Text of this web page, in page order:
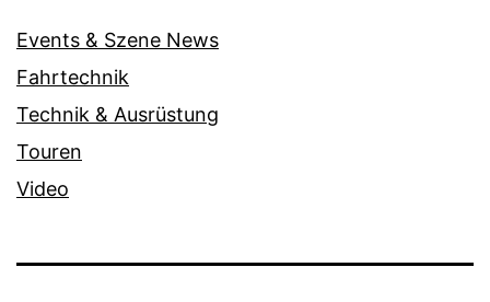
Events & Szene News
Fahrtechnik
Technik & Ausrüstung
Touren
Video